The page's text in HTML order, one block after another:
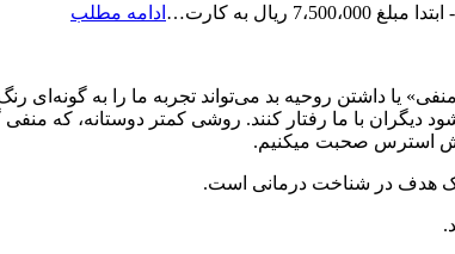
ادامه مطلب
حامدیمنفی» یا داشتن روحیه بد می‌تواند تجربه ما را به
با ما رفتار کنند. روشی کمتر دوستانه، که منفی
استرس صحبت میکنیم.
یک هدف در شناخت درمانی است.